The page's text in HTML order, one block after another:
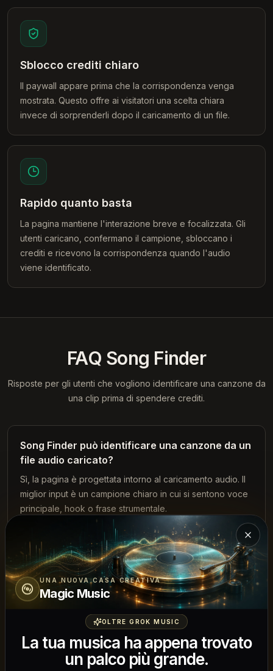
Sblocco crediti chiaro
Il paywall appare prima che la corrispondenza venga
mostrata. Questo offre ai visitatori una scelta chiara
invece di sorprenderli dopo il caricamento di un file.
Rapido quanto basta
La pagina mantiene l'interazione breve e focalizzata. Gli
utenti caricano, confermano il campione, sbloccano i
crediti e ricevono la corrispondenza quando l'audio
viene identificato.
FAQ Song Finder
Risposte per gli utenti che vogliono identificare una canzone da
una clip prima di spendere crediti.
Song Finder può identificare una canzone da un
file audio caricato?
Sì, la pagina è progettata intorno al caricamento audio. Il
miglior input è un campione chiaro in cui si sentono voce
principale, hook o frase strumentale.
Devo incollare un link YouTube o TikTok?
No. Un campo link è opzionale per versioni future. La
prima versione può funzionare con caricamento audio
diretto, più semplice da controllare e proteggere con
Che tipo di clip audio funziona meglio?
UNA NUOVA CASA CREATIVA
Magic Music
OLTRE GROK MUSIC
La tua musica ha appena trovato
un palco più grande.